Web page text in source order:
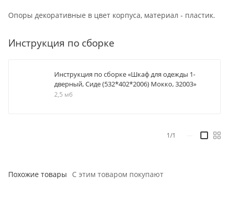
Опоры декоративные в цвет корпуса, материал - пластик.
Инструкция по сборке
Инструкция по сборке «Шкаф для одежды 1-
дверный, Сиде (532*402*2006) Мокко, 32003»
2,5 мб
1/1
Похожие товары С этим товаром покупают